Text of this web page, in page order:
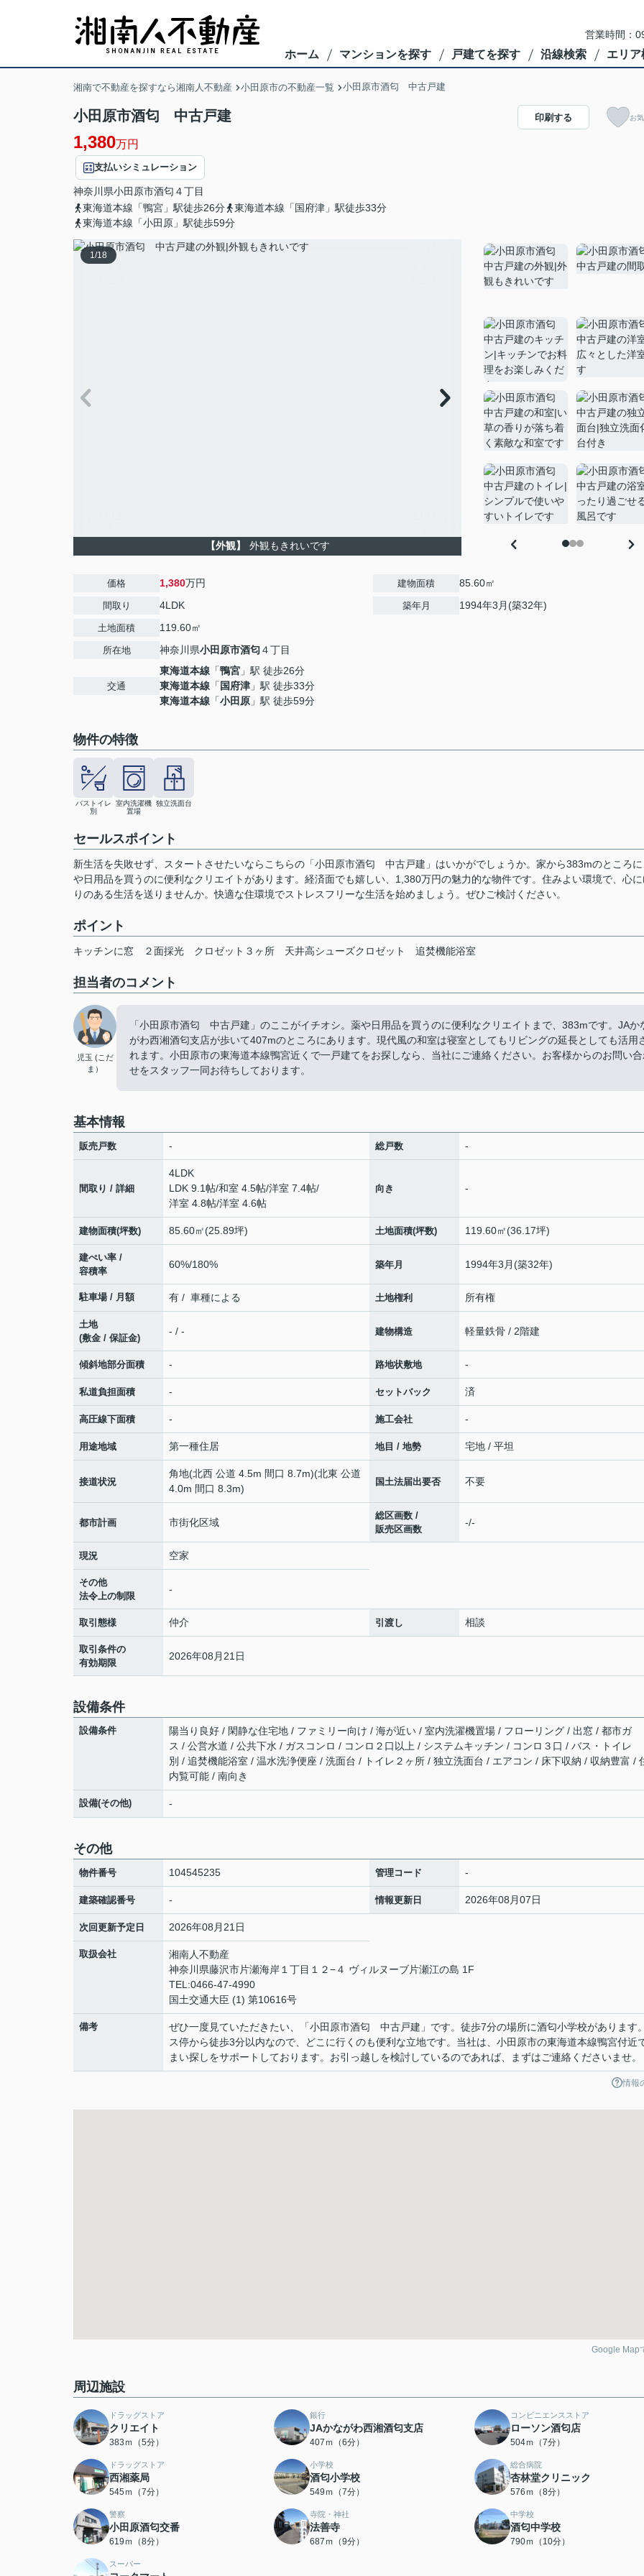
営業時間：
ホーム マンションを探す 戸建てを探す 沿線検索 エリア
湘南で不動産を探すなら湘南人不動産 小田原市の不動産一覧 小田原市酒匂 中古戸建
小田原市酒匂 中古戸建
1,380万円
支払いシミュレーション
神奈川県小田原市酒匂 ４丁目
東海道本線「鴨宮」駅徒歩26分
東海道本線「国府津」駅徒歩33分
東海道本線「小田原」駅徒歩59分
印刷する お
1/18
【外観】 外観もきれいです
価格 1,380万円
間取り 4LDK
土地面積 119.60㎡
所在地 神奈川県小田原市酒匂 ４丁目
交通
東海道本線 「鴨宮 」駅 徒歩26分
東海道本線 「 国府津 」駅 徒歩33分
東海道本線 「小田原 」駅 徒歩59分
建物面積 85.60㎡
築年月 1994年3月(築32年)
物件の特徴
バストイレ
別
室内洗濯機
置場
独立洗面台
セールスポイント
新生活を失敗せず、スタートさせたいならこちらの「小田原市酒匂 中古戸建」はいかがでしょうか。家から383mのところ
や日用品を買うのに便利なクリエイトがあります。経済面でも嬉しい、1,380万円の魅力的な物件です。住みよい環境で、心
りのある生活を送りませんか。快適な住環境でストレスフリーな生活を始めましょう。ぜひご検討ください。
ポイント
キッチンに窓 ２面採光 クロゼット３ヶ所 天井高シューズクロゼット 追焚機能浴室
担当者のコメント
児玉 (こだ
ま）
「小田原市酒匂 中古戸建」のここがイチオシ。薬や日用品を買うのに便利なクリエイトまで、383mです。JAか
がわ西湘酒匂支店が歩いて407mのところにあります。現代風の和室は寝室としてもリビングの延長としても活用
れます。小田原市の東海道本線鴨宮近くで一戸建てをお探しなら、当社にご連絡ください。お客様からのお問い
せをスタッフ一同お待ちしております。
基本情報
販売戸数 - 総戸数 -
間取り / 詳細
4LDK
LDK 9.1帖/和室 4.5帖/洋室 7.4帖/
洋室 4.8帖/洋室 4.6帖
向き -
建物面積(坪数) 85.60㎡(25.89坪) 土地面積(坪数) 119.60㎡(36.17坪)
建ぺい率 /
容積率
60%/180% 築年月 1994年3月(築32年)
駐車場 / 月額 有 / 車種による 土地権利 所有権
土地
(敷金 / 保証金)
- / - 建物構造 軽量鉄骨 / 2階建
傾斜地部分面積 - 路地状敷地 -
私道負担面積 - セットバック 済
高圧線下面積 - 施工会社 -
用途地域 第一種住居 地目 / 地勢 宅地 / 平坦
接道状況
角地(北西 公道 4.5m 間口 8.7m)(北東 公道
4.0m 間口 8.3m)
国土法届出要否 不要
都市計画 市街化区域
総区画数 /
販売区画数
-/-
現況 空家
その他
法令上の制限
-
取引態様 仲介 引渡し 相談
取引条件の
有効期限
2026年08月21日
設備条件
設備条件
陽当り良好 / 閑静な住宅地 / ファミリー向け / 海が近い / 室内洗濯機置場 / フローリング / 出窓 / 都市ガ
ス / 公営水道 / 公共下水 / ガスコンロ / コンロ２口以上 / システムキッチン / コンロ３口 / バス・トイレ
別 / 追焚機能浴室 / 温水洗浄便座 / 洗面台 / トイレ２ヶ所 / 独立洗面台 / エアコン / 床下収納 / 収納豊富 /
内覧可能 / 南向き
設備(その他) -
その他
物件番号 104545235 管理コード -
建築確認番号 - 情報更新日 2026年08月07日
次回更新予定日 2026年08月21日
取扱会社
湘南人不動産
神奈川県藤沢市片瀬海岸１丁目１２−４ ヴィルヌーブ片瀬江の島 1F
TEL:0466-47-4990
国土交通大臣 (1) 第10616号
備考
ぜひ一度見ていただきたい、「小田原市酒匂 中古戸建」です。徒歩7分の場所に酒匂小学校があります
ス停から徒歩3分以内なので、どこに行くのも便利な立地です。当社は、小田原市の東海道本線鴨宮付近
まい探しをサポートしております。お引っ越しを検討しているのであれば、まずはご連絡くださいませ。
情報
Google Map
周辺施設
ドラッグストア
クリエイト
383ｍ（5分）
銀行
JAかながわ西湘酒匂支店
407ｍ（6分）
コンビニエンスストア
ローソン酒匂店
504ｍ（7分）
ドラッグストア
西湘薬局
545ｍ（7分）
小学校
酒匂小学校
549ｍ（7分）
総合病院
杏林堂クリニック
576ｍ（8分）
警察
小田原酒匂交番
619ｍ（8分）
寺院・神社
法善寺
687ｍ（9分）
中学校
酒匂中学校
790ｍ（10分）
スーパー